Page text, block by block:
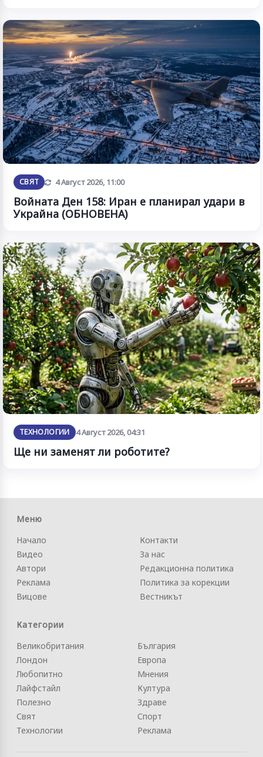
СВЯТ Обновена
4 Август 2026, 11:00
Войната Ден 158: Иран е планирал удари в
Украйна (ОБНОВЕНА)
ТЕХНОЛОГИИ 4 Август 2026, 04:31
Ще ни заменят ли роботите?
Меню
Начало
Видео
Автори
Реклама
Вицове
Контакти
За нас
Редакционна политика
Политика за корекции
Вестникът
Категории
Великобритания
Лондон
Любопитно
Лайфстайл
Полезно
Свят
Технологии
България
Европа
Мнения
Култура
Здраве
Спорт
Реклама